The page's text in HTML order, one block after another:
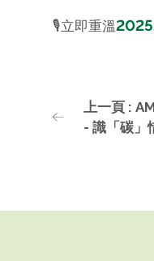
🎙立即重溫
上一頁 :
- 識「碳」